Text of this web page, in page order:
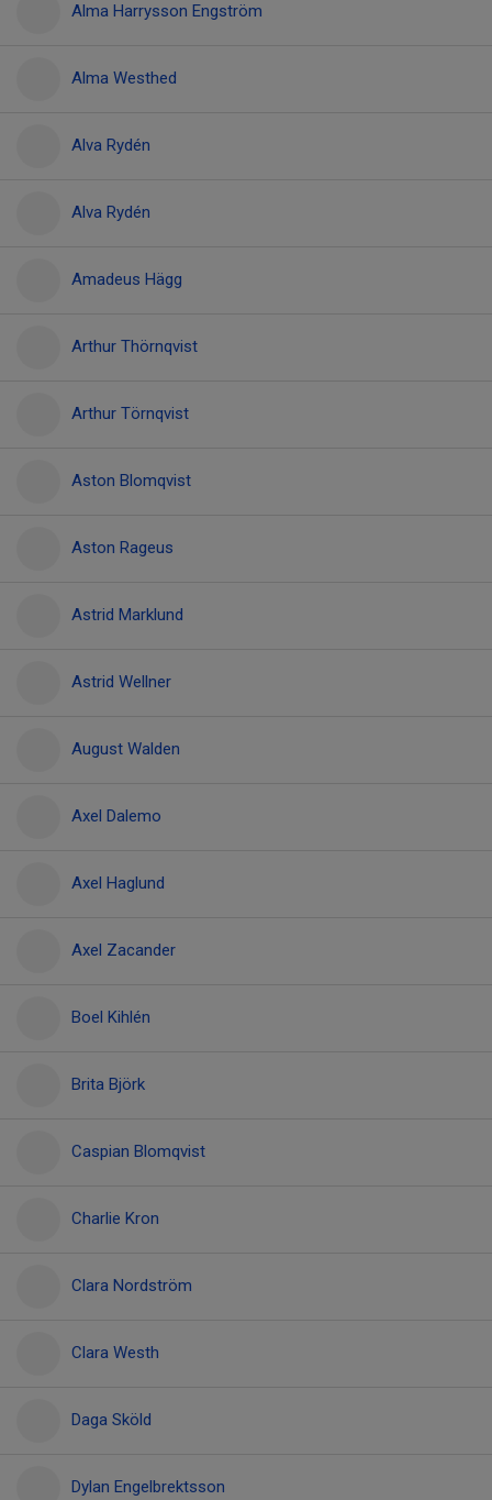
Alma Harrysson Engström
Alma Westhed
Alva Rydén
Alva Rydén
Amadeus Hägg
Arthur Thörnqvist
Arthur Törnqvist
Aston Blomqvist
Aston Rageus
Astrid Marklund
Astrid Wellner
August Walden
Axel Dalemo
Axel Haglund
Axel Zacander
Boel Kihlén
Brita Björk
Caspian Blomqvist
Charlie Kron
Clara Nordström
Clara Westh
Daga Sköld
Dylan Engelbrektsson